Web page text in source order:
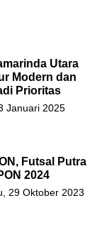
Utara
Modern dan
Prioritas
Januari 2025
Futsal Putra
2024
29 Oktober 2023